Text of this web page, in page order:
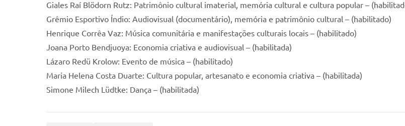
Giales Raí Blödorn Rutz: Patrimônio cultural imaterial, memória cultural e cultura popular –
Grêmio Esportivo Índio: Audiovisual (documentário), memória e patrimônio cultural – (habilitado)
Henrique Corrêa Vaz: Música comunitária e manifestações culturais locais – (habilitado)
Joana Porto Bendjuoya: Economia criativa e audiovisual – (habilitada)
Lázaro Redü Krolow: Evento de música – (habilitado)
Maria Helena Costa Duarte: Cultura popular, artesanato e economia criativa – (habilitada)
Simone Milech Lüdtke: Dança – (habilitada)